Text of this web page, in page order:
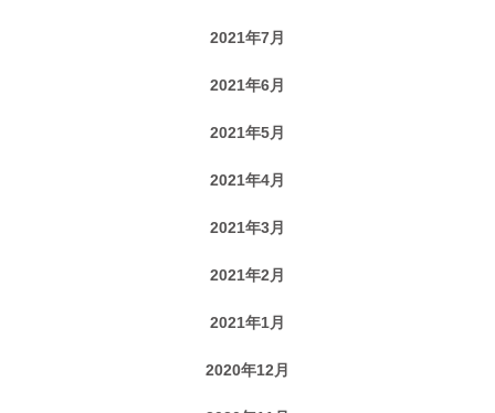
2021年7月
2021年6月
2021年5月
2021年4月
2021年3月
2021年2月
2021年1月
2020年12月